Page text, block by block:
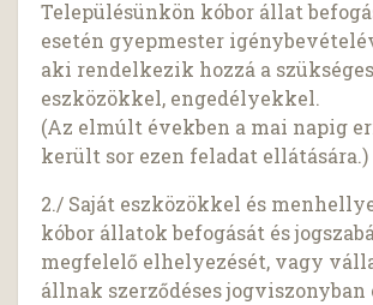
Településünkön kóbor állat
esetén gyepmester
aki rendelkezik hozzá a szükséges
eszközökkel, engedélyekkel.
(Az elmúlt években a mai napig
került sor ezen feladat ellátására.)
2./ Saját eszközökkel és
kóbor állatok befogását és
megfelelő elhelyezését, vagy
állnak szerződéses